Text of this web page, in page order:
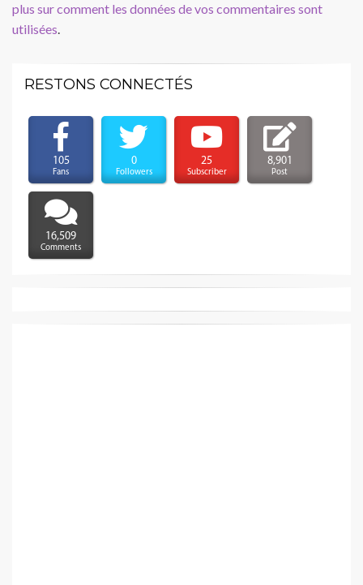
plus sur comment les données de vos commentaires sont
utilisées.
RESTONS CONNECTÉS
105
Fans
0
Followers
25
Subscriber
8,901
Post
16,509
Comments